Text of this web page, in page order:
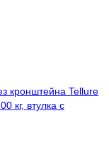
кронштейна Tellure
кг, втулка с